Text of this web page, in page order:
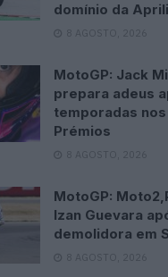
domínio da
8 AGOSTO, 2026
MotoGP: Jack
prepara adeus
temporadas
Prémios
8 AGOSTO, 2026
MotoGP:
Izan Guevara
demolidora em
8 AGOSTO, 2026